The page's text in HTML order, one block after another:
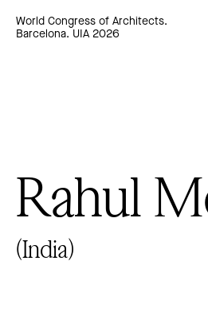
World Congress of Architects.
Barcelona. UIA 2026
Rahul
(India)